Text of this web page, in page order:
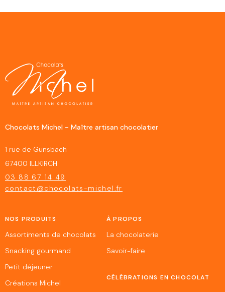
Chocolats Michel - Maître artisan chocolatier
1 rue de Gunsbach
67400 ILLKIRCH
03 88 67 14 49
contact@chocolats-michel.fr
NOS PRODUITS
Assortiments de chocolats
Snacking gourmand
Petit déjeuner
Créations Michel
À PROPOS
La chocolaterie
Savoir-faire
CÉLÉBRATIONS EN CHOCOLAT